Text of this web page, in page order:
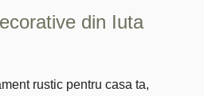
din Iuta
rustic pentru casa ta,